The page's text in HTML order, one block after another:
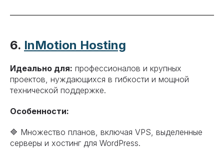
6. InMotion Hosting
Идеально для: профессионалов и крупных
проектов, нуждающихся в гибкости и мощной
технической поддержке.
Особенности:
🔷 Множество планов, включая VPS, выделенные
серверы и хостинг для WordPress.